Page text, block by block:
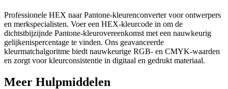
Professionele HEX naar Pantone-kleurenconverter voor ontwerpers
en merkspecialisten. Voer een HEX-kleurcode in om de
dichtstbijzijnde Pantone-kleurovereenkomst met een nauwkeurig
gelijkenispercentage te vinden. Ons geavanceerde
kleurmatchalgoritme biedt nauwkeurige RGB- en CMYK-waarden
en zorgt voor kleurconsistentie in digitaal en gedrukt materiaal.
Meer Hulpmiddelen